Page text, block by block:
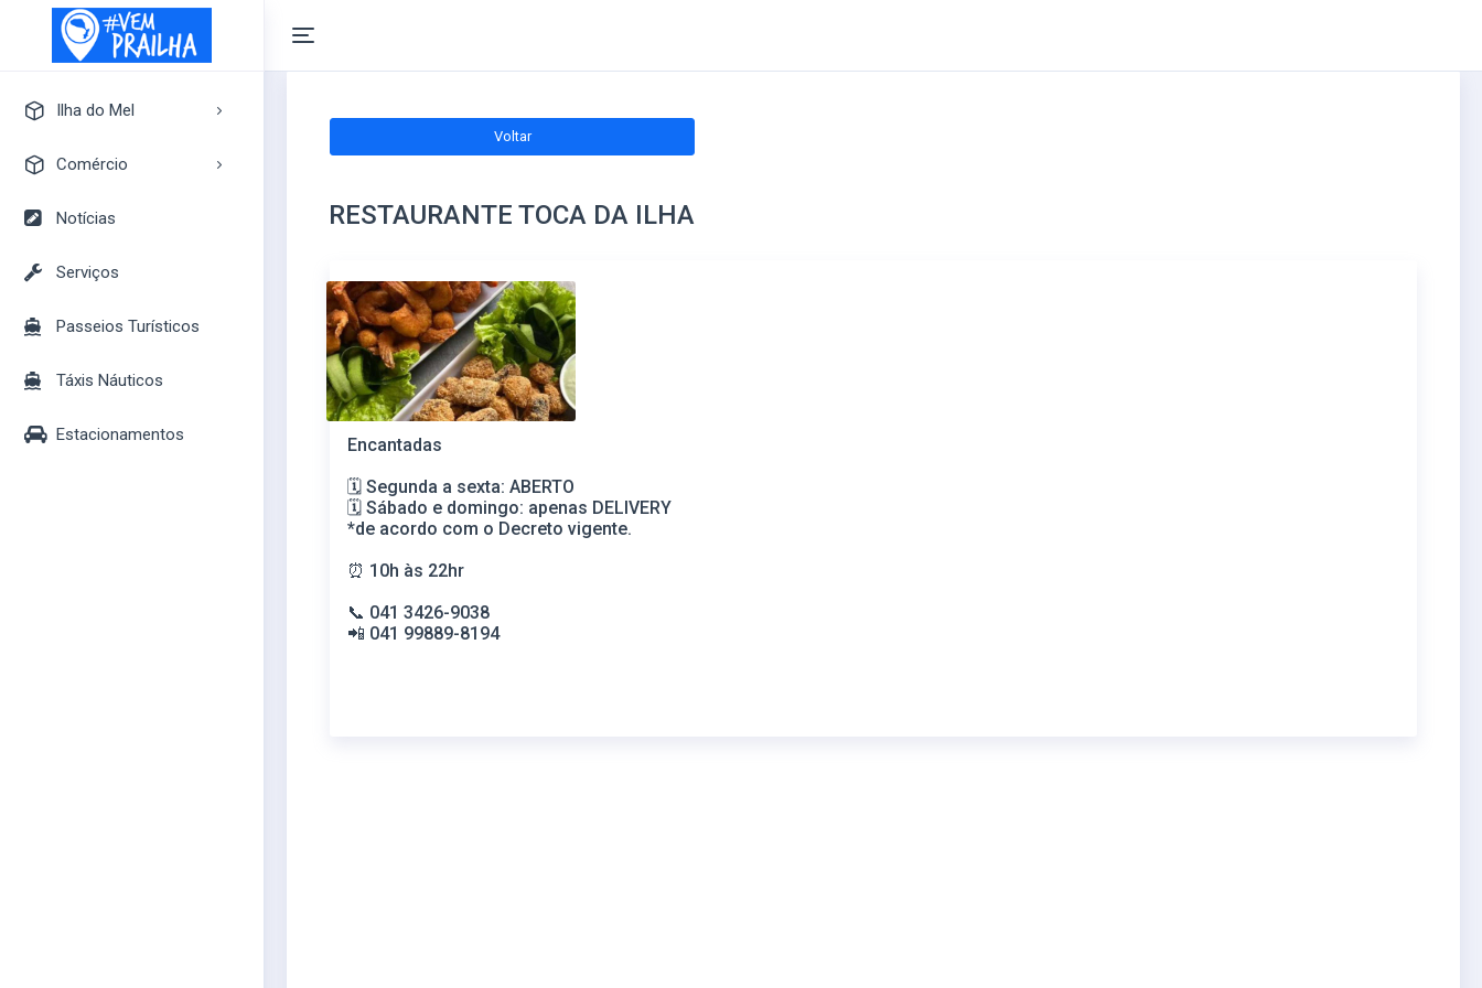
Ilha do Mel
A Ilha do Mel
Comércio
Pousadas
Casas
Mercados
Notícias
Serviços
Passeios Turísticos
Táxis Náuticos
Estacionamentos
Voltar
RESTAURANTE TOCA DA ILHA
Encantadas
🗓️ Segunda a sexta: ABERTO
🗓️ Sábado e domingo: apenas DELIVERY
*de acordo com o Decreto vigente.
⏰ 10h às 22hr
📞 041 3426-9038
📲 041 99889-8194